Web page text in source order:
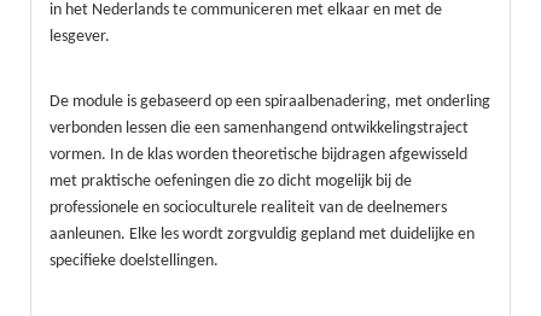
in het Nederlands te communiceren met elkaar en met de
lesgever.
De module is gebaseerd op een spiraalbenadering, met onderling
verbonden lessen die een samenhangend ontwikkelingstraject
vormen. In de klas worden theoretische bijdragen afgewisseld
met praktische oefeningen die zo dicht mogelijk bij de
professionele en socioculturele realiteit van de deelnemers
aanleunen. Elke les wordt zorgvuldig gepland met duidelijke en
specifieke doelstellingen.